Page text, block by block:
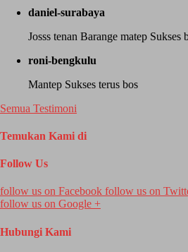
daniel-surabaya
Josss tenan Barange matep Sukses
roni-bengkulu
Mantep Sukses terus bos
Semua Testimoni
Temukan Kami di
Follow Us
follow us on Facebook follow us on
follow us on Google +
Hubungi Kami